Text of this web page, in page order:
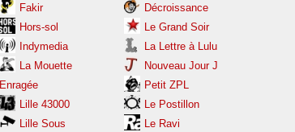
Fakir
Hors-sol
Indymedia
La Mouette
Enragée
Lille 43000
Lille Sous
Décroissance
Le Grand Soir
La Lettre à Lulu
Nouveau Jour J
Petit ZPL
Le Postillon
Le Ravi